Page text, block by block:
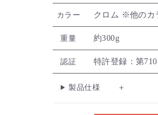
カラー クロム ※他のカ
重量 約300g
認証 特許登録：第
製品仕様